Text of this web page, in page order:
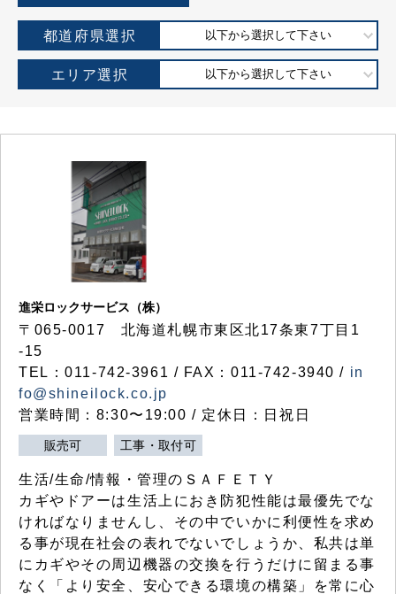
都道府県選択 以下から選択して下さい
エリア選択 以下から選択して下さい
進栄ロックサービス（株）
〒065-0017 北海道札幌市東区北17条東7丁目1
-15
TEL：011-742-3961 / FAX：011-742-3940 / in
fo@shineilock.co.jp
営業時間：8:30〜19:00 / 定休日：日祝日
販売可 工事・取付可
生活/生命/情報・管理のＳＡＦＥＴＹ
カギやドアーは生活上におき防犯性能は最優先でな
ければなりませんし、その中でいかに利便性を求め
る事が現在社会の表れでないでしょうか、私共は単
にカギやその周辺機器の交換を行うだけに留まる事
なく「より安全、安心できる環境の構築」を常に心